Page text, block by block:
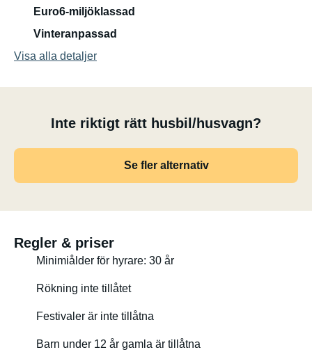
Euro6-miljöklassad
Vinteranpassad
Visa alla detaljer
Inte riktigt rätt husbil/husvagn?
Se fler alternativ
Regler & priser
Minimiålder för hyrare: 30 år
Rökning inte tillåtet
Festivaler är inte tillåtna
Barn under 12 år gamla är tillåtna